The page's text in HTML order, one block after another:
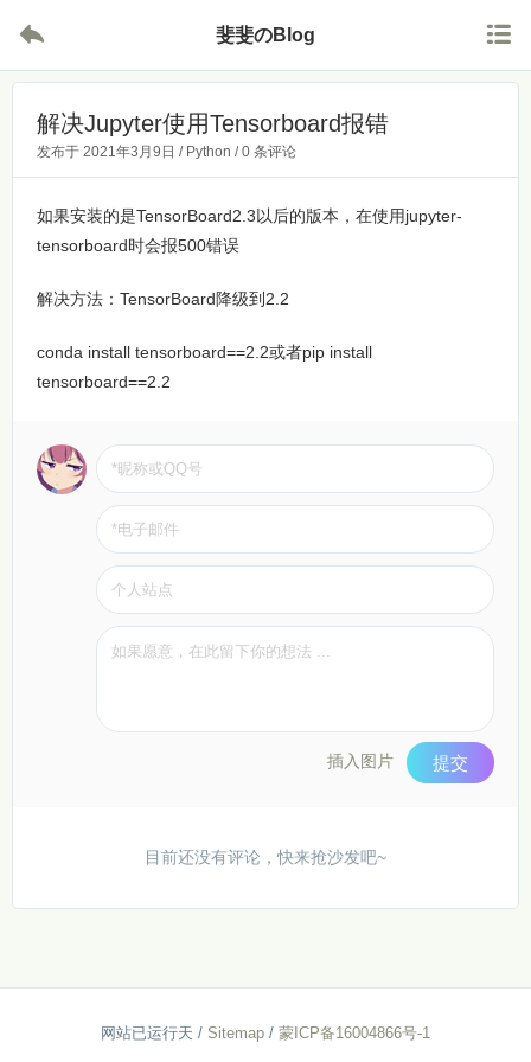
 斐斐のBlog 
解决Jupyter使用Tensorboard报错
发布于 2021年3月9日 / Python /0 条评论
如果安装的是TensorBoard2.3以后的版本，在使用jupyter-
tensorboard时会报500错误
解决方法：TensorBoard降级到2.2
conda install tensorboard==2.2或者pip install
tensorboard==2.2
插入图片 提交
目前还没有评论，快来抢沙发吧~
网站已运行天 / Sitemap / 蒙ICP备16004866号-1